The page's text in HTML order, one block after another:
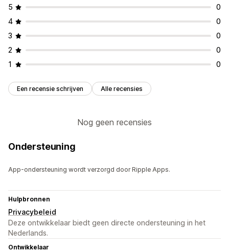
5
0
4
0
3
0
2
0
1
0
Een recensie schrijven Alle recensies
Nog geen recensies
Ondersteuning
App-ondersteuning wordt verzorgd door Ripple Apps.
Hulpbronnen
Privacybeleid
Deze ontwikkelaar biedt geen directe ondersteuning in het
Nederlands.
Ontwikkelaar